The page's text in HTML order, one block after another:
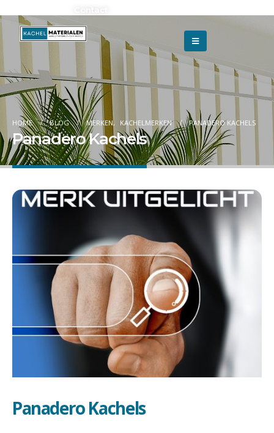
HOME BLOG MERKEN, KACHELMERKEN PANADERO KACHELS
Panadero Kachels
Panadero Kachels